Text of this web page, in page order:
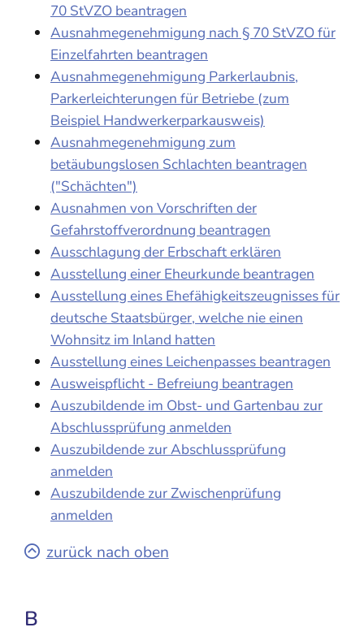
70 StVZO beantragen
Ausnahmegenehmigung nach § 70 StVZO für
Einzelfahrten beantragen
Ausnahmegenehmigung Parkerlaubnis,
Parkerleichterungen für Betriebe (zum
Beispiel Handwerkerparkausweis)
Ausnahmegenehmigung zum
betäubungslosen Schlachten beantragen
("Schächten")
Ausnahmen von Vorschriften der
Gefahrstoffverordnung beantragen
Ausschlagung der Erbschaft erklären
Ausstellung einer Eheurkunde beantragen
Ausstellung eines Ehefähigkeitszeugnisses für
deutsche Staatsbürger, welche nie einen
Wohnsitz im Inland hatten
Ausstellung eines Leichenpasses beantragen
Ausweispflicht - Befreiung beantragen
Auszubildende im Obst- und Gartenbau zur
Abschlussprüfung anmelden
Auszubildende zur Abschlussprüfung
anmelden
Auszubildende zur Zwischenprüfung
anmelden
zurück nach oben
B